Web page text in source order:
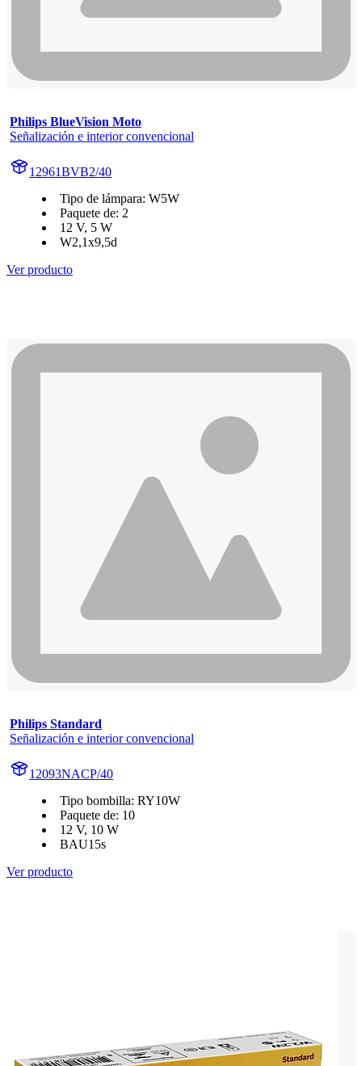
Philips BlueVision Moto
Señalización e interior convencional
12961BVB2/40
Tipo de lámpara: W5W
Paquete de: 2
12 V, 5 W
W2,1x9,5d
Ver producto
Philips Standard
Señalización e interior convencional
12093NACP/40
Tipo bombilla: RY10W
Paquete de: 10
12 V, 10 W
BAU15s
Ver producto